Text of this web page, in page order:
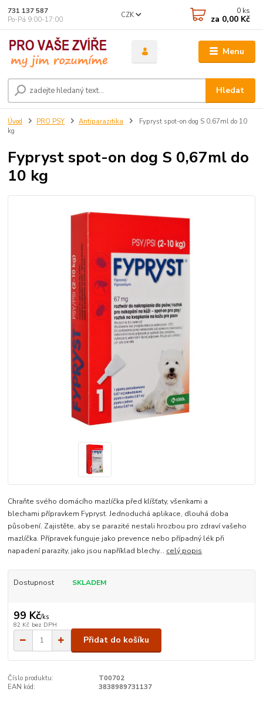
Menu
CZK
Hledat
731 137 587
Po-Pá 9:00-17:00
0 ks
za 0,00 Kč
Úvod PRO PSY Antiparazitika
Fypryst spot-on dog S 0,67ml do 10
kg
Fypryst spot-on dog S 0,67ml do
10 kg
Chraňte svého domácího mazlíčka před klíšťaty, všenkami a
blechami přípravkem Fypryst. Jednoduchá aplikace, dlouhá doba
působení. Zajistěte, aby se parazité nestali hrozbou pro zdraví vašeho
mazlíčka. Přípravek funguje jako prevence nebo případný lék při
napadení parazity, jako jsou například blechy... celý popis
Dostupnost SKLADEM
99 Kč/ks
82 Kč bez DPH
Přidat do košíku
Číslo produktu:
T00702
EAN kód:
3838989731137